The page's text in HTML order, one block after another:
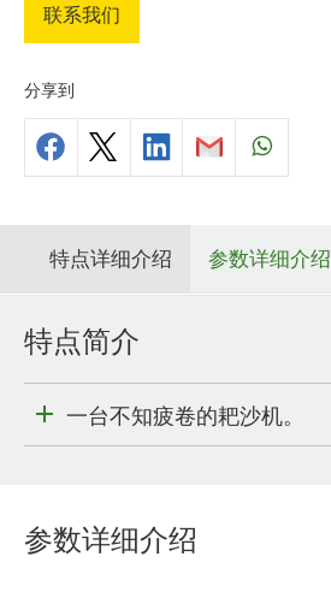
联系我们
分享到
特点详细介绍 参数详细介绍
特点简介
一台不知疲卷的耙沙机。
参数详细介绍